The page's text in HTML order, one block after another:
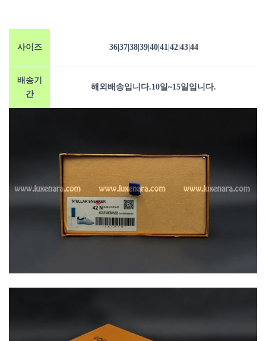
사이즈 36|37|38|39|40|41|42|43|44
배송기
간
해외배송입니다.10일~15일입니다.